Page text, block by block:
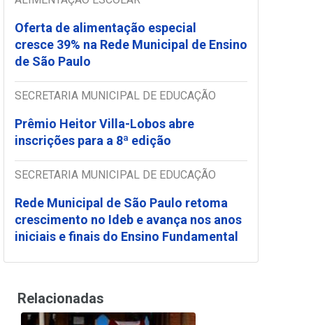
Oferta de alimentação especial
cresce 39% na Rede Municipal de Ensino
de São Paulo
SECRETARIA MUNICIPAL DE EDUCAÇÃO
Prêmio Heitor Villa-Lobos abre
inscrições para a 8ª edição
SECRETARIA MUNICIPAL DE EDUCAÇÃO
Rede Municipal de São Paulo retoma
crescimento no Ideb e avança nos anos
iniciais e finais do Ensino Fundamental
Relacionadas